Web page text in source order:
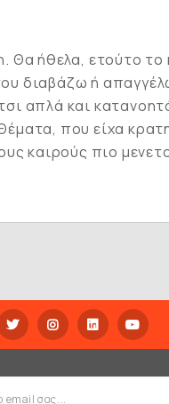
ήθελα, ετούτο
διαβάζω ή
απλά και
που είχα
καιρούς πιο